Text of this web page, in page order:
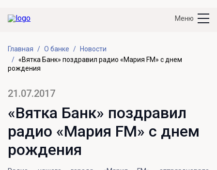
Меню
Главная О банке
Новости
«Вятка Банк» поздравил радио «Мария FM» с днем
рождения
21.07.2017
«Вятка Банк» поздравил
радио «Мария FM» с днем
рождения